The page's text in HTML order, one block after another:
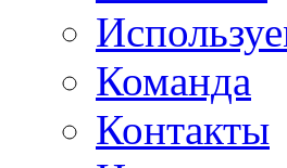
Команда
Контакты